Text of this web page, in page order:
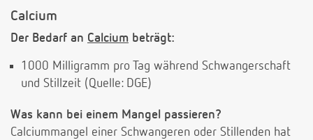
Calcium
Der Bedarf an Calcium beträgt:
1000 Milligramm pro Tag während Schwangerschaft
und Stillzeit (Quelle: DGE)
Was kann bei einem Mangel passieren?
Calciummangel einer Schwangeren oder Stillenden hat